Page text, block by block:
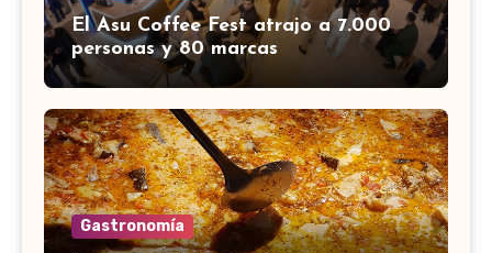
El Asu Coffee Fest atrajo a 7.000
personas y 80 marcas
Gastronomía